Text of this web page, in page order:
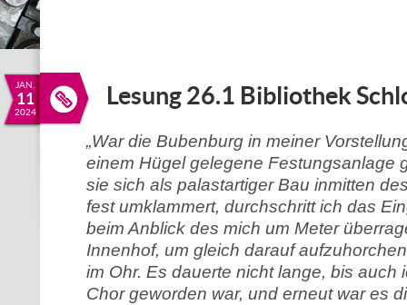
JAN.
11
2024
Lesung 26.1 Bibliothek
„War die Bubenburg in meiner
einem Hügel gelegene Festungsanlage
sie sich als palastartiger Bau inmitten
fest umklammert, durchschritt ich das
beim Anblick des mich um Meter
Innenhof, um gleich darauf
im Ohr. Es dauerte nicht lange, bis auch
Chor geworden war, und erneut war es